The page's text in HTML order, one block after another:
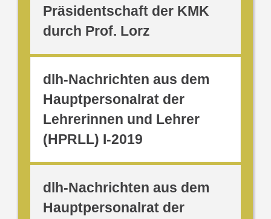
Präsidentschaft der KMK
durch Prof. Lorz
dlh-Nachrichten aus dem
Hauptpersonalrat der
Lehrerinnen und Lehrer
(HPRLL) I-2019
dlh-Nachrichten aus dem
Hauptpersonalrat der